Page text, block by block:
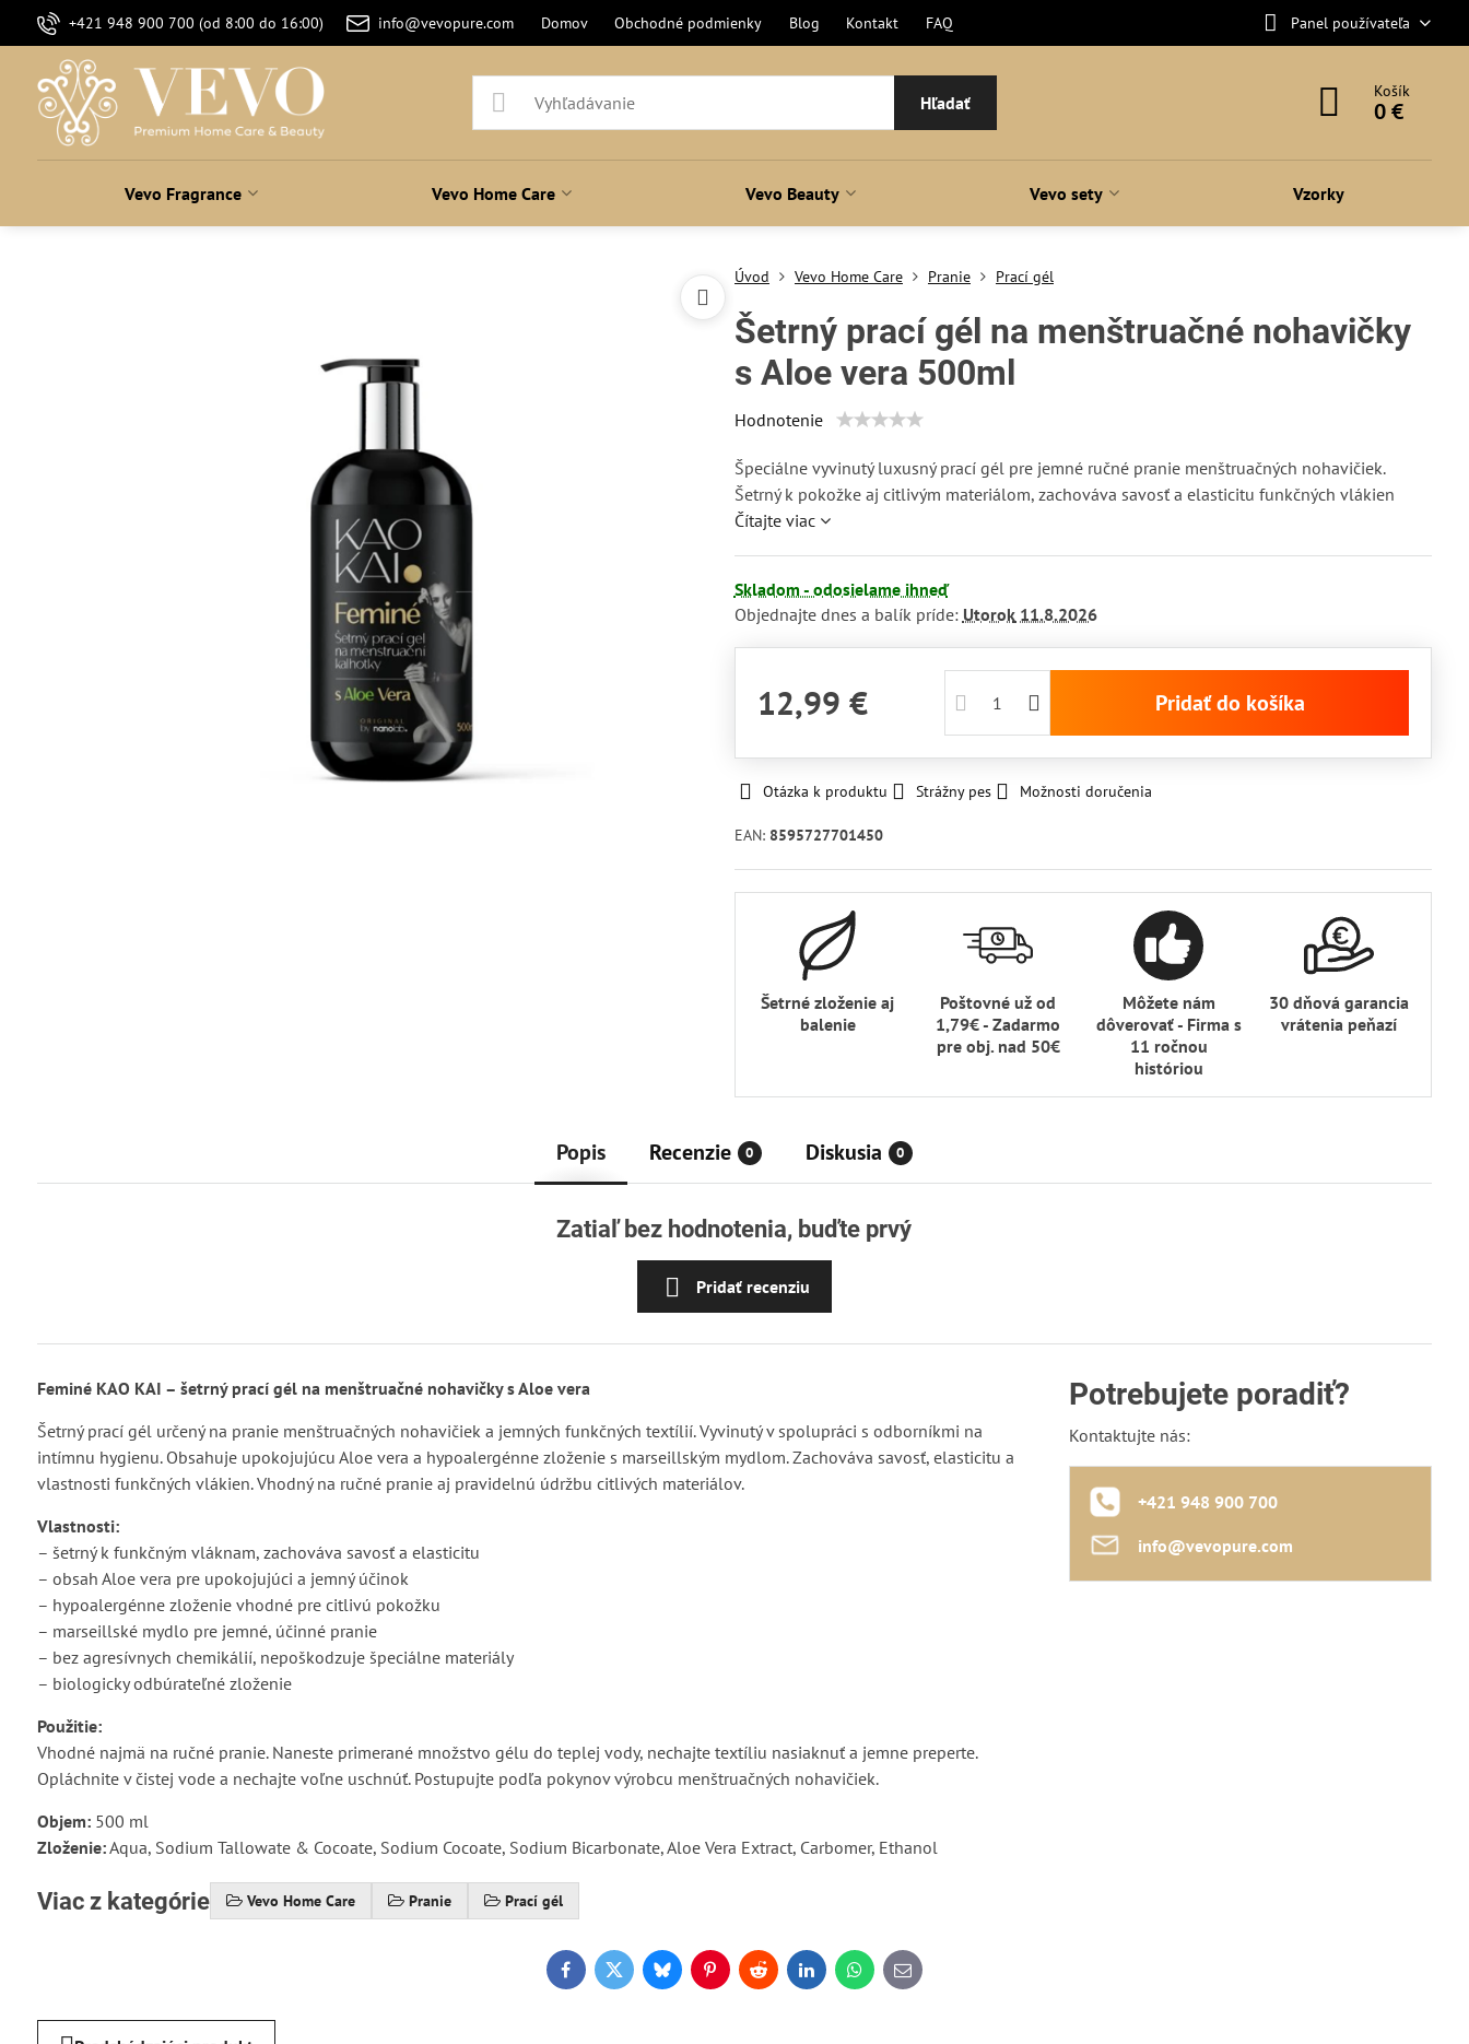
+421 948 900 700 (od 8:00 do 16:00) info@vevopure.com Domov Obchodné podmienky Blog Kontakt FAQ Panel používateľa
Hľadať
Košík
0 €
Vevo Fragrance Vevo Home Care Vevo Beauty Vevo sety Vzorky
Úvod Vevo Home Care Pranie Prací gél
Šetrný prací gél na menštruačné nohavičky
s Aloe vera 500ml
Hodnotenie
Špeciálne vyvinutý luxusný prací gél pre jemné ručné pranie menštruačných nohavičiek.
Šetrný k pokožke aj citlivým materiálom, zachováva savosť a elasticitu funkčných vlákien
Čítajte viac
Skladom - odosielame ihneď
Objednajte dnes a balík príde: Utorok11.8.2026
12,99 € Pridať do košíka
Otázka k produktu Strážny pes Možnosti doručenia
EAN: 8595727701450
Šetrné zloženie aj
balenie
Poštovné už od
1,79€ - Zadarmo
pre obj​. nad 50€
Môžete nám
dôverovať - Firma s
11 ročnou
históriou
30 dňová garancia
vrátenia peňazí
Popis Recenzie 0 Diskusia 0
Zatiaľ bez hodnotenia, buďte prvý
Pridať recenziu
Feminé KAO KAI – šetrný prací gél na menštruačné nohavičky s Aloe vera
Šetrný prací gél určený na pranie menštruačných nohavičiek a jemných funkčných textílií. Vyvinutý v spolupráci s odborníkmi na
intímnu hygienu. Obsahuje upokojujúcu Aloe vera a hypoalergénne zloženie s marseillským mydlom. Zachováva savosť, elasticitu a
vlastnosti funkčných vlákien. Vhodný na ručné pranie aj pravidelnú údržbu citlivých materiálov.
Vlastnosti:
– šetrný k funkčným vláknam, zachováva savosť a elasticitu
– obsah Aloe vera pre upokojujúci a jemný účinok
– hypoalergénne zloženie vhodné pre citlivú pokožku
– marseillské mydlo pre jemné, účinné pranie
– bez agresívnych chemikálií, nepoškodzuje špeciálne materiály
– biologicky odbúrateľné zloženie
Použitie:
Vhodné najmä na ručné pranie. Naneste primerané množstvo gélu do teplej vody, nechajte textíliu nasiaknuť a jemne preperte.
Opláchnite v čistej vode a nechajte voľne uschnúť. Postupujte podľa pokynov výrobcu menštruačných nohavičiek.
Objem:500 ml
Zloženie:Aqua, Sodium Tallowate & Cocoate, Sodium Cocoate, Sodium Bicarbonate, Aloe Vera Extract, Carbomer, Ethanol
Viac z kategórie Vevo Home Care Pranie Prací gél
Potrebujete poradiť?
Kontaktujte nás:
+421 948 900 700
info​@vevopure​.com
FacebookTwitterBlueskyPinterestRedditLinkedInWhatsApp
E-
mail